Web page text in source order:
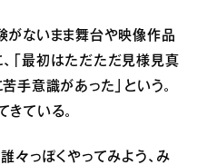
がないまま舞台や映像作品
「最初はただただ見様見真
手意識があった」という。
きている。
々っぽくやってみよう、み